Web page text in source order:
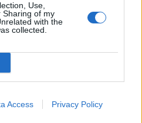
Use,
Sharing of my
with the
collected.
Access Privacy Policy